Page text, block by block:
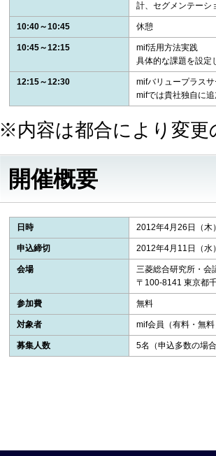
計、セグメンテーシ
10:40～10:45 休憩
10:45～12:15
mif活用方法実践
具体的な課題を設定
12:15～12:30
mifバリュープラス
mifでは貴社独自に
※内容は都合により変更
開催概要
日時 2012年4月26日（
申込締切 2012年4月11日（水
会場
三菱総合研究所・会
〒100-8141 東京都
参加費 無料
対象者 mif会員（有料・無
募集人数 5名（申込多数の場